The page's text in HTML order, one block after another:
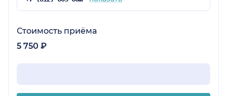
Стоимость приёма
5 750 ₽